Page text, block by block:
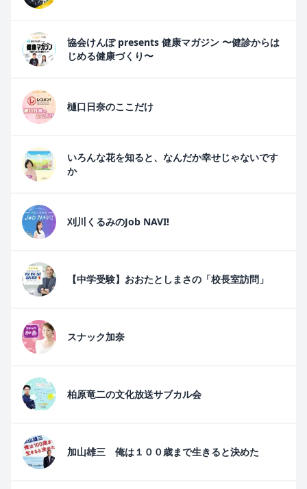
協会けんぽ presents 健康マガジン 〜健診からは
じめる健康づくり〜
樋口日奈のここだけ
いろんな花を知ると、なんだか幸せじゃないです
か
刈川くるみのJob NAVI!
【中学受験】おおたとしまさの「校長室訪問」
スナック加奈
柏原竜二の文化放送サブカル会
加山雄三 俺は１００歳まで生きると決めた